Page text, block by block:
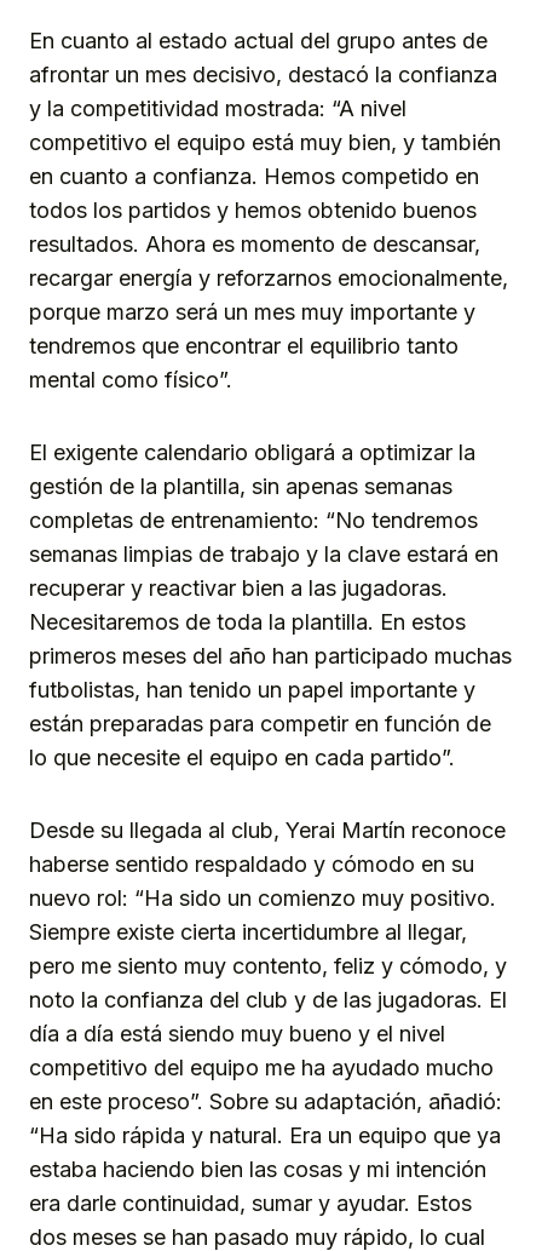
En cuanto al estado actual del grupo antes de
afrontar un mes decisivo, destacó la confianza
y la competitividad mostrada: “A nivel
competitivo el equipo está muy bien, y también
en cuanto a confianza. Hemos competido en
todos los partidos y hemos obtenido buenos
resultados. Ahora es momento de descansar,
recargar energía y reforzarnos emocionalmente,
porque marzo será un mes muy importante y
tendremos que encontrar el equilibrio tanto
mental como físico”.
El exigente calendario obligará a optimizar la
gestión de la plantilla, sin apenas semanas
completas de entrenamiento: “No tendremos
semanas limpias de trabajo y la clave estará en
recuperar y reactivar bien a las jugadoras.
Necesitaremos de toda la plantilla. En estos
primeros meses del año han participado muchas
futbolistas, han tenido un papel importante y
están preparadas para competir en función de
lo que necesite el equipo en cada partido”.
Desde su llegada al club, Yerai Martín reconoce
haberse sentido respaldado y cómodo en su
nuevo rol: “Ha sido un comienzo muy positivo.
Siempre existe cierta incertidumbre al llegar,
pero me siento muy contento, feliz y cómodo, y
noto la confianza del club y de las jugadoras. El
día a día está siendo muy bueno y el nivel
competitivo del equipo me ha ayudado mucho
en este proceso”. Sobre su adaptación, añadió:
“Ha sido rápida y natural. Era un equipo que ya
estaba haciendo bien las cosas y mi intención
era darle continuidad, sumar y ayudar. Estos
dos meses se han pasado muy rápido, lo cual